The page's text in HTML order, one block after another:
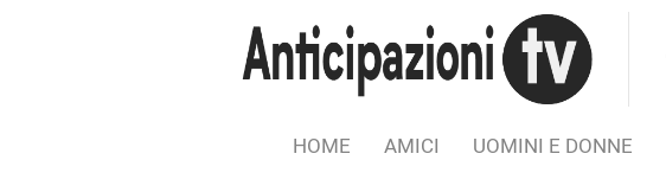
HOME AMICI UOMINI E DONNE